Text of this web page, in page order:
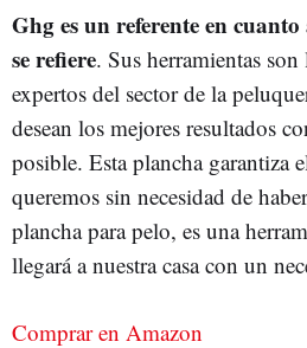
Ghg es un referente en
se refiere. Sus herramientas son
expertos del sector de la
desean los mejores resultados
posible. Esta plancha garantiza
queremos sin necesidad de
plancha para pelo, es una
llegará a nuestra casa con un
Comprar en Amazon